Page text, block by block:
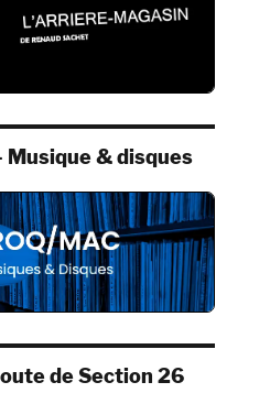
Musique & disques
de Section 26